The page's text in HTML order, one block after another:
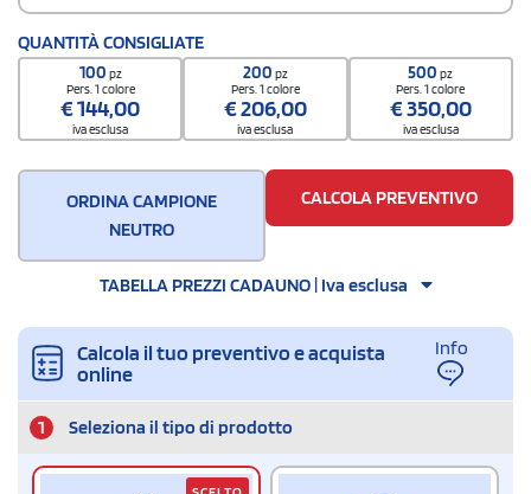
QUANTITÀ CONSIGLIATE
100 pz
Pers. 1 colore
€144,00
iva esclusa
200 pz
Pers. 1 colore
€206,00
iva esclusa
500pz
Pers. 1 colore
€350,00
iva esclusa
ORDINA CAMPIONE
NEUTRO
CALCOLA PREVENTIVO
TABELLA PREZZI CADAUNO | Iva esclusa
Calcola il tuo preventivo e acquista
online
Info
1 Seleziona il tipo di prodotto